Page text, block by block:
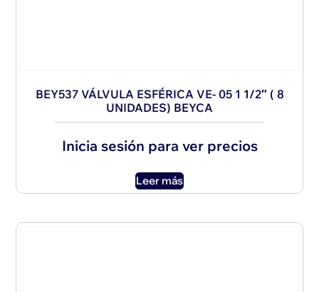
BEY537 VÁLVULA ESFÉRICA VE- 05 1 1/2″ ( 8
UNIDADES) BEYCA
Inicia sesión para ver precios
Leer más